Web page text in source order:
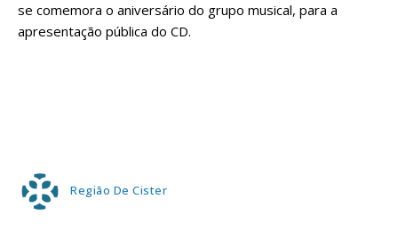
se comemora o aniversário do grupo musical, para a
apresentação pública do CD.
Região De Cister